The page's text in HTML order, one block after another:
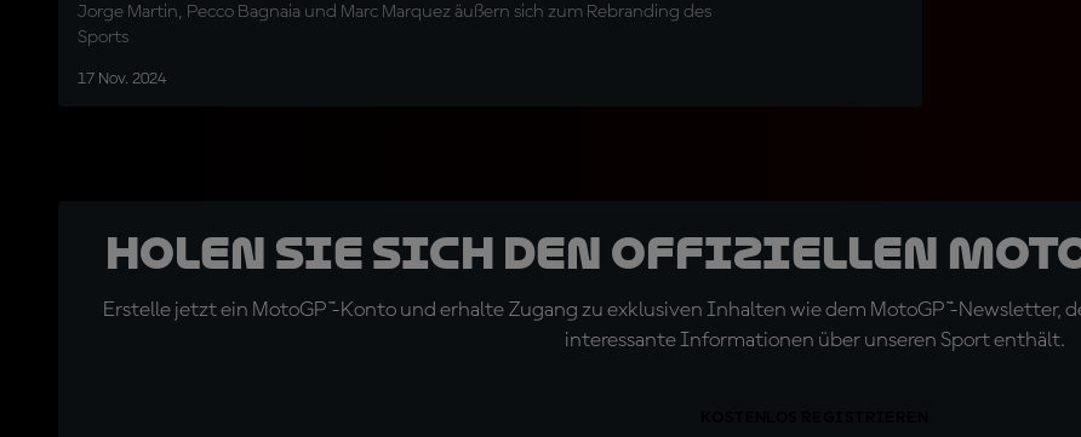
Jorge Martin, Pecco Bagnaia und Marc Marquez äußern sich zum Rebranding des
Sports
17 Nov. 2024
Holen Sie sich den offiziellen
Erstelle jetzt ein MotoGP™-Konto und erhalte Zugang zu exklusiven Inhalten wie dem MotoGP™-Newsletter,
interessante Informationen über unseren Sport enthält.